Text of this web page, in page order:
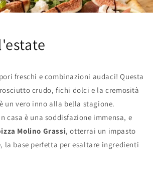
freschi e combinazioni audaci! Questa
crudo, fichi dolci e la cremosità
un vero inno alla bella stagione.
casa è una soddisfazione immensa, e
Molino Grassi, otterrai un impasto
la base perfetta per esaltare ingredienti